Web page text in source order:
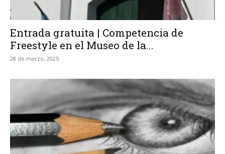
Entrada gratuita | Competencia de
Freestyle en el Museo de la...
28 de marzo, 2025